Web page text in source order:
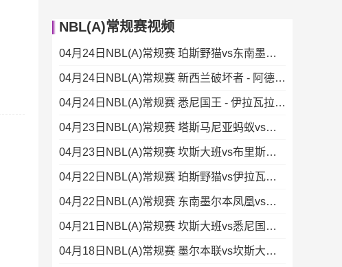
NBL(A)常规赛视频
04月24日NBL(A)常规赛 珀斯野猫vs东南墨尔本凤凰 录像
04月24日NBL(A)常规赛 新西兰破坏者 - 阿德莱德36人 录像集锦
04月24日NBL(A)常规赛 悉尼国王 - 伊拉瓦拉老鹰 录像集锦
04月23日NBL(A)常规赛 塔斯马尼亚蚂蚁vs墨尔本联 录像集锦
04月23日NBL(A)常规赛 坎斯大班vs布里斯班子弹 录像集锦
04月22日NBL(A)常规赛 珀斯野猫vs伊拉瓦拉老鹰 录像
04月22日NBL(A)常规赛 东南墨尔本凤凰vs阿德莱德36人 录像
04月21日NBL(A)常规赛 坎斯大班vs悉尼国王 录像集锦
04月18日NBL(A)常规赛 墨尔本联vs坎斯大班 录像集锦